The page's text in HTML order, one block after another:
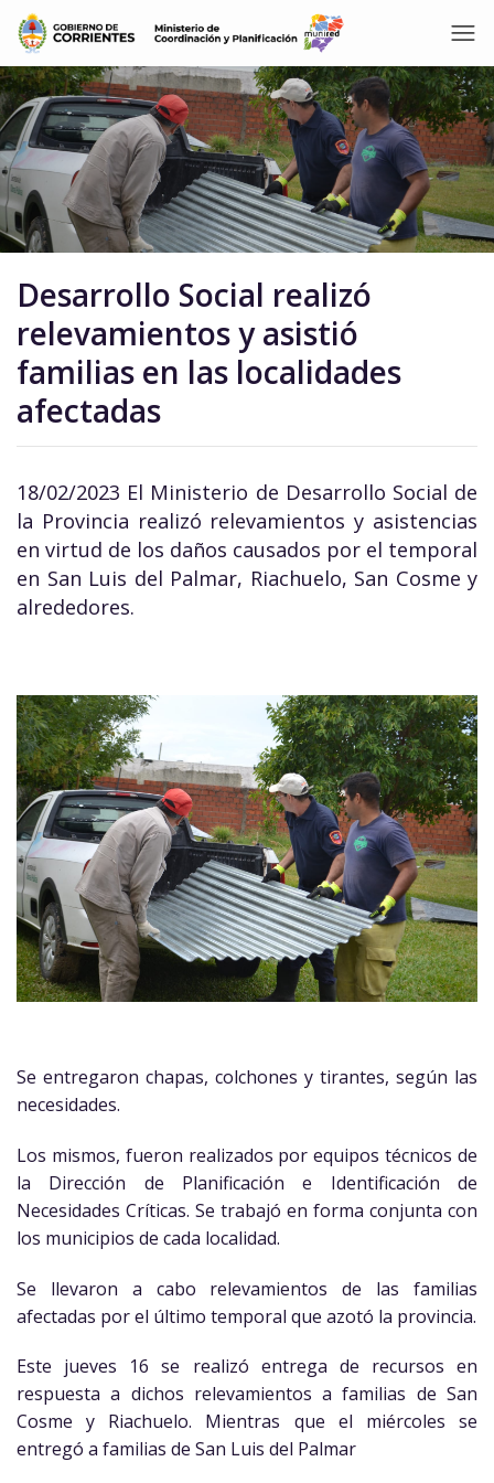
Desarrollo Social realizó
relevamientos y asistió
familias en las localidades
afectadas
18/02/2023 El Ministerio de Desarrollo Social de
la Provincia realizó relevamientos y asistencias
en virtud de los daños causados por el temporal
en San Luis del Palmar, Riachuelo, San Cosme y
alrededores.
Se entregaron chapas, colchones y tirantes, según las
necesidades.
Los mismos, fueron realizados por equipos técnicos de
la Dirección de Planificación e Identificación de
Necesidades Críticas. Se trabajó en forma conjunta con
los municipios de cada localidad.
Se llevaron a cabo relevamientos de las familias
afectadas por el último temporal que azotó la provincia.
Este jueves 16 se realizó entrega de recursos en
respuesta a dichos relevamientos a familias de San
Cosme y Riachuelo. Mientras que el miércoles se
entregó a familias de San Luis del Palmar